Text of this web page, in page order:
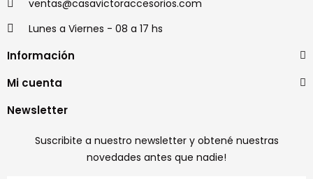
ventas@casavictoraccesorios.com
Lunes a Viernes - 08 a 17 hs
Información
Mi cuenta
Newsletter
Suscribite a nuestro newsletter y obtené nuestras
novedades antes que nadie!